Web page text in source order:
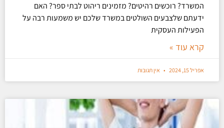
המשרד? רוכשים רהיטים? מזמינים ריהוט לבתי ספר? האם
ידעתם שלצבעים השולטים במשרד שלכם יש משמעות רבה על
הפעילות העסקית
קרא עוד »
אפריל 15, 2024 אין תגובות